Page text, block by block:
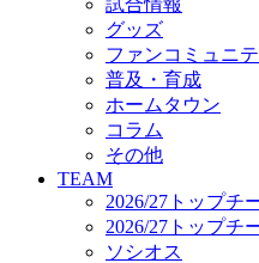
HOMEGAME
観戦ルール＆マナ
ホームゲーム運営
Jリーグ運営管理
写真・動画使用ガ
ロートフィールド
SCHEDULE
2026/27
練習見学時のフ
TICKET
奈良クラブ明治
グッズ
ファンコミュニ
普及・育成
ホームタウン
コラム
その他
TEAM
2026/27トップチ
2026/27トップチ
ソシオス